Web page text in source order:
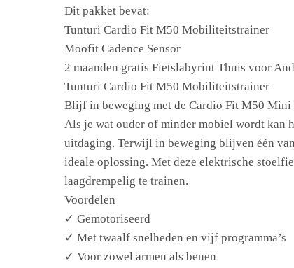
Dit pakket bevat:
Tunturi Cardio Fit M50 Mobiliteitstrainer
Moofit Cadence Sensor
2 maanden gratis Fietslabyrint Thuis voor
Tunturi Cardio Fit M50 Mobiliteitstrainer
Blijf in beweging met de Cardio Fit M50 Mini
Als je wat ouder of minder mobiel wordt kan
uitdaging. Terwijl in beweging blijven één
ideale oplossing. Met deze elektrische
laagdrempelig te trainen.
Voordelen
✓ Gemotoriseerd
✓ Met twaalf snelheden en vijf programma’s
✓ Voor zowel armen als benen